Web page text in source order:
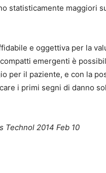
statisticamente maggiori
e oggettiva per la
emergenti è
per il paziente, e con la
i primi segni di danno
Technol 2014 Feb 10